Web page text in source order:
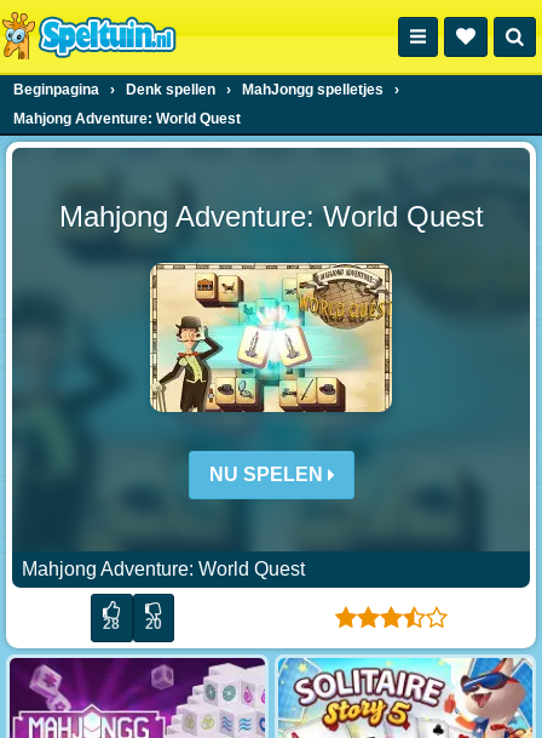
Beginpagina › Denk spellen › MahJongg spelletjes
›
Mahjong Adventure: World Quest
Mahjong Adventure: World Quest
NU SPELEN
Mahjong Adventure: World Quest
28 20